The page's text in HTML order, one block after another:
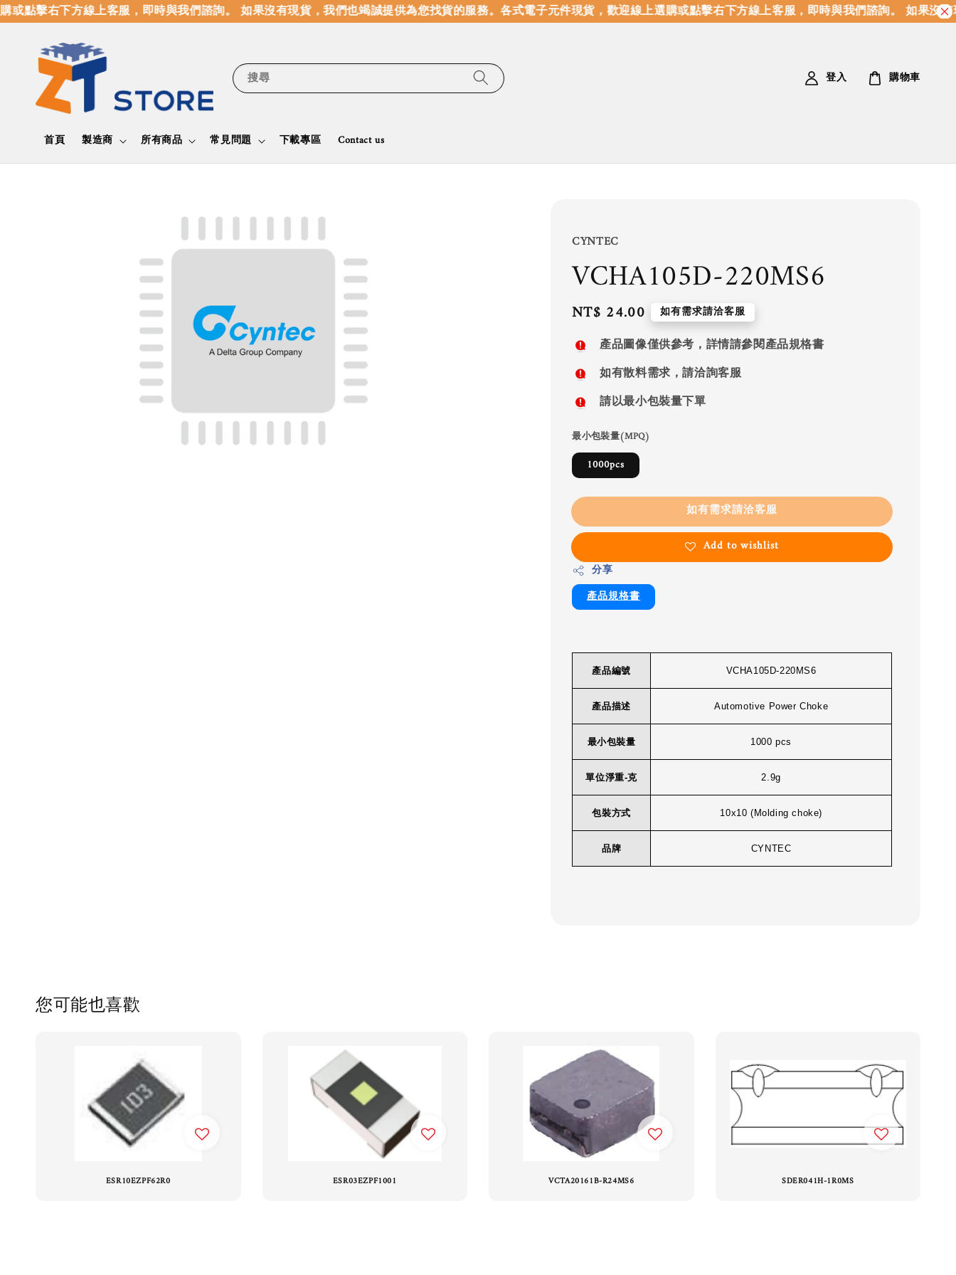
點擊右下方線上客服，即時與我們諮詢。 如果沒有現貨，我們也竭誠提供為您找貨的服務。各式電子元件現貨，歡迎線上選購或點擊右下方線上客服，即時與我們諮詢。 如果沒有
搜尋
首頁 製造商 所有商品 常見問題 下載專區 Contact us
登入 購物車
CYNTEC
VCHA105D-220MS6
Regular
price
NT$ 24.00 如有需求請洽客服
產品圖像僅供參考，詳情請參閱產品規格書
如有散料需求，請洽詢客服
請以最小包裝量下單
最小包裝量(MPQ)
1000pcs
如有需求請洽客服
Add to wishlist
分享
產品規格書
產品編號 VCHA105D-220MS6
產品描述 Automotive Power Choke
最小包裝量 1000 pcs
單位淨重-克 2.9g
包裝方式 10x10 (Molding choke)
品牌 CYNTEC
您可能也喜歡
ESR10EZPF62R0 ESR03EZPF1001 VCTA20161B-R24MS6 SDER041H-1R0MS